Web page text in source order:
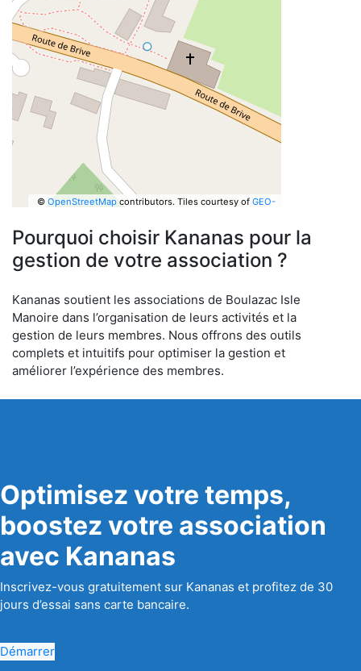
© OpenStreetMapcontributors. Tiles courtesy of GEO-
Pourquoi choisir Kananas pour la
gestion de votre association ?
Kananas soutient les associations de Boulazac Isle
Manoire dans l’organisation de leurs activités et la
gestion de leurs membres. Nous offrons des outils
complets et intuitifs pour optimiser la gestion et
améliorer l’expérience des membres.
Optimisez votre temps,
boostez votre association
avec Kananas
Inscrivez-vous gratuitement sur Kananas et profitez de 30
jours d’essai sans carte bancaire.
Démarrer